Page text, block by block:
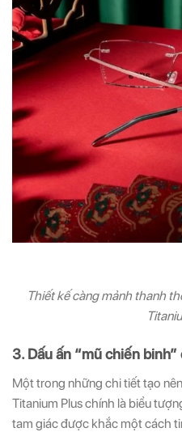
Thiết kế càng mảnh thanh
3. Dấu ấn “mũ chiến binh”
Một trong những chi tiết tạo
Titanium Plus chính là biểu
tam giác được khắc một cách